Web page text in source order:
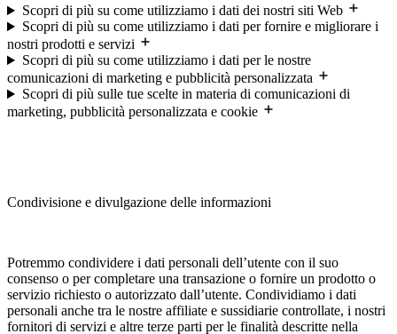
Scopri di più su come utilizziamo i dati dei nostri siti Web
Scopri di più su come utilizziamo i dati per fornire e migliorare i
nostri prodotti e servizi
Scopri di più su come utilizziamo i dati per le nostre
comunicazioni di marketing e pubblicità personalizzata
Scopri di più sulle tue scelte in materia di comunicazioni di
marketing, pubblicità personalizzata e cookie
Condivisione e divulgazione delle informazioni
Potremmo condividere i dati personali dell’utente con il suo
consenso o per completare una transazione o fornire un prodotto o
servizio richiesto o autorizzato dall’utente. Condividiamo i dati
personali anche tra le nostre affiliate e sussidiarie controllate, i nostri
fornitori di servizi e altre terze parti per le finalità descritte nella